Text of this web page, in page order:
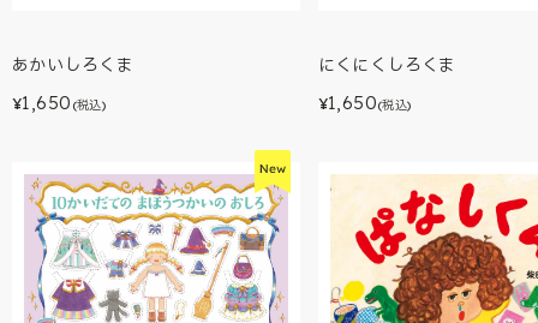
あかいしろくま
¥1,650 (税込)
にくにくしろくま
¥1,650(税込)